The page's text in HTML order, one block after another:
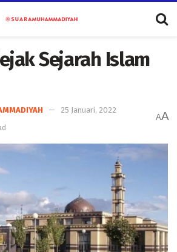
Sejarah Islam
25 Januari, 2022
AA